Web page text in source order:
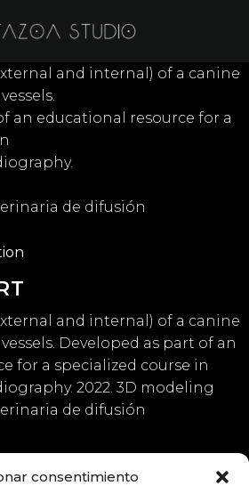
consentimiento
and internal) of a canine
Developed as part of an
for a specialized course in
2022. 3D modeling
de difusión
and internal) of a canine
an educational resource for a
de difusión